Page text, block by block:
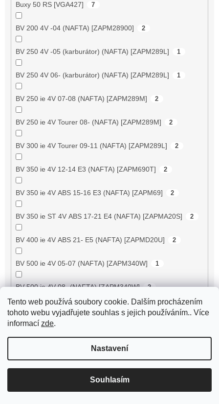
Tento web používá soubory cookie. Dalším procházením
tohoto webu vyjadřujete souhlas s jejich používáním.. Více
informací zde.
Nastavení
Souhlasím
Buxy 50 RS [VGA427] 7
BV 200 4V -04 (NAFTA) [ZAPM28900] 2
BV 250 4V -05 (karburátor) (NAFTA) [ZAPM289L] 1
BV 250 4V 06- (karburátor) (NAFTA) [ZAPM289L] 1
BV 250 ie 4V 07-08 (NAFTA) [ZAPM289M] 2
BV 250 ie 4V Tourer 08- (NAFTA) [ZAPM289M] 2
BV 300 ie 4V Tourer 09-11 (NAFTA) [ZAPM289L] 2
BV 350 ie 4V 12-14 E3 (NAFTA) [ZAPM690T] 2
BV 350 ie 4V ABS 15-16 E3 (NAFTA) [ZAPM69] 2
BV 350 ie ST 4V ABS 17-21 E4 (NAFTA) [ZAPMA20S] 2
BV 400 ie 4V ABS 21- E5 (NAFTA) [ZAPMD20U] 2
BV 500 ie 4V 05-07 (NAFTA) [ZAPM340W] 1
BV 500 ie 4V 08- (NAFTA) [ZAPM340W] 2
BV 500 ie 4V Tourer 08- (NAFTA) [ZAPM340W] 2
Cadenza 150 4T 3